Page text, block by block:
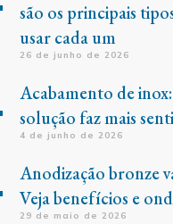
são os principais
usar cada um
26 de junho de 2026
Acabamento de
solução faz mais
4 de junho de 2026
Anodização bronze
Veja benefícios e
29 de maio de 2026